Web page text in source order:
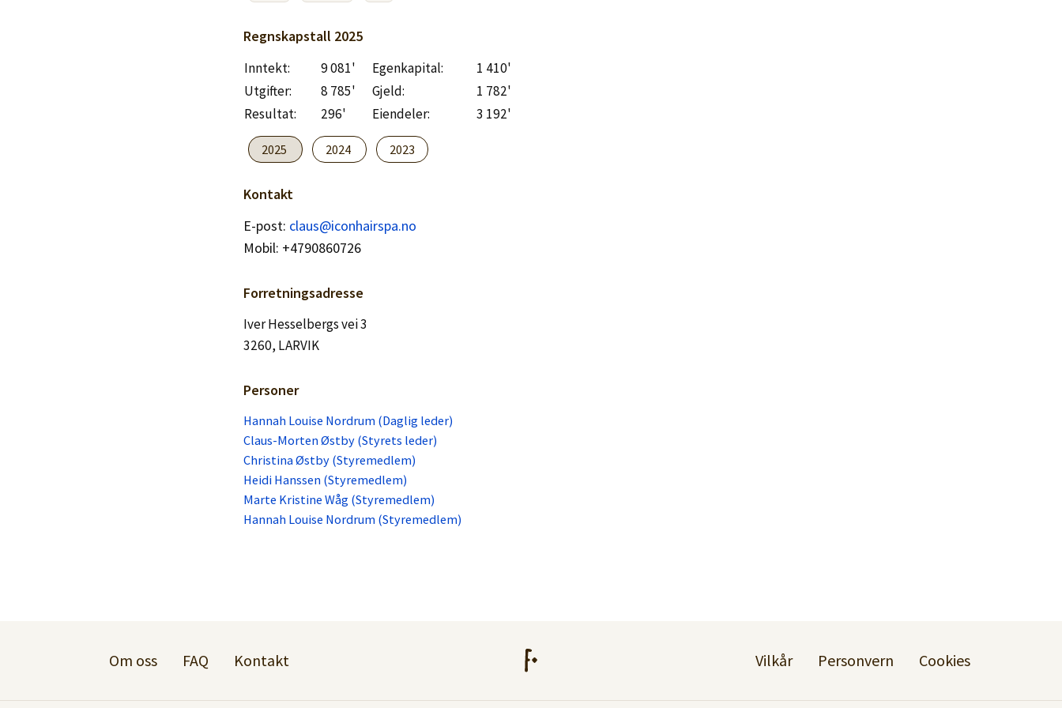
Regnskapstall 2025
Inntekt: 9 081' Egenkapital:
1 410'
Utgifter:
8 785' Gjeld:
1 782'
Resultat:
296' Eiendeler: 3 192'
2025 2024 2023
Kontakt
E-post: claus@iconhairspa.no
Mobil: +4790860726
Forretningsadresse
Iver Hesselbergs vei 3
3260, LARVIK
Personer
Hannah Louise Nordrum (Daglig leder)
Claus-Morten Østby (Styrets leder)
Christina Østby (Styremedlem)
Heidi Hanssen (Styremedlem)
Marte Kristine Wåg (Styremedlem)
Hannah Louise Nordrum (Styremedlem)
Om oss FAQ Kontakt Vilkår Personvern Cookies